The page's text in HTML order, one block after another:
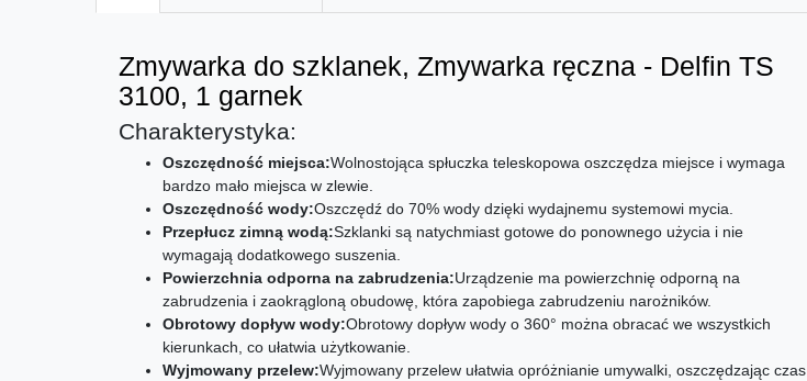
Zmywarka do szklanek, Zmywarka ręczna - Delfin TS
3100, 1 garnek
Charakterystyka:
Oszczędność miejsca:Wolnostojąca spłuczka teleskopowa oszczędza miejsce i wymaga
bardzo mało miejsca w zlewie.
Oszczędność wody:Oszczędź do 70% wody dzięki wydajnemu systemowi mycia.
Przepłucz zimną wodą:Szklanki są natychmiast gotowe do ponownego użycia i nie
wymagają dodatkowego suszenia.
Powierzchnia odporna na zabrudzenia:Urządzenie ma powierzchnię odporną na
zabrudzenia i zaokrągloną obudowę, która zapobiega zabrudzeniu narożników.
Obrotowy dopływ wody:Obrotowy dopływ wody o 360° można obracać we wszystkich
kierunkach, co ułatwia użytkowanie.
Wyjmowany przelew:Wyjmowany przelew ułatwia opróżnianie umywalki, oszczędzając czas